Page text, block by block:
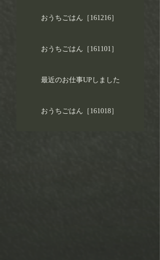
おうちごはん［161216］
おうちごはん［161101］
最近のお仕事UPしました
おうちごはん［161018］